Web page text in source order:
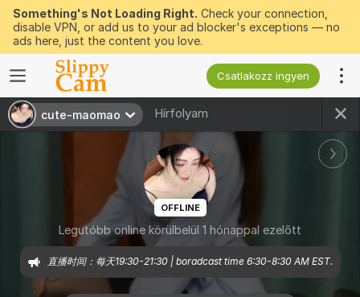
Something's Not Loading Right. Check your connection,
disable VPN, or add us to your ad blocker's exceptions — no
ads here, just the content you love.
Csatlakozz ingyen
cute-maomao Hírfolyam
OFFLINE
Legutóbb online körülbelül 1 hónappal ezelőtt
直播时间：每天19:30-21:30 | boradcast time 6:30-8:30 AM EST.